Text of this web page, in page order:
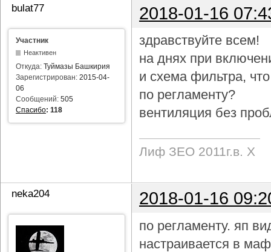
bulat77 2018-01-16
Участник
Неактивен
Откуда: Туймазы Башкирия
Зарегистрирован: 2015-04-
06
Сообщений: 505
Спасибо: 118
здравствуйте всем!
на днях при
и схема фильтра,
по регламенту?
вентиляция без
Лиф ЗЕО 2011г.в. Х
neka204 2018-01-16
по регламенту. яп
настраивается в